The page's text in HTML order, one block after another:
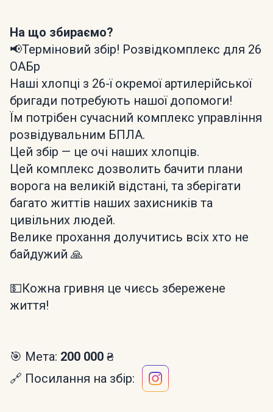
На що збираємо?
📢Терміновий збір! Розвідкомплекс для 26
ОАБр
​Наші хлопці з 26-ї окремої артилерійської
бригади потребують нашої допомоги!
​Їм потрібен сучасний комплекс управління
розвідувальним БПЛА.
Цей збір — це очі наших хлопців.
Цей комплекс дозволить бачити плани
ворога на великій відстані, та зберігати
багато життів наших захисників та
цивільних людей.
​Велике прохання долучитись всіх хто не
байдужий 🙏
💵​Кожна гривня це чиєсь збережене
життя!
🎯 Мета: 200 000 ₴
🔗 Посилання на збір: